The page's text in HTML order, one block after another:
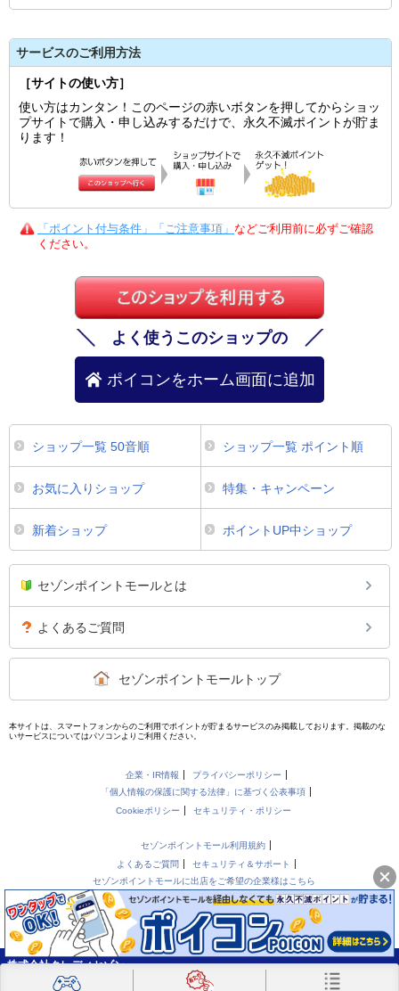
サービスのご利用方法
［サイトの使い方］
使い方はカンタン！このページの赤いボタンを押してからショッ
プサイトで購入・申し込みするだけで、永久不滅ポイントが貯ま
ります！
「ポイント付与条件」「ご注意事項」 などご利用前に必ずご確認
ください。
よく使うこのショップの
ポイコンをホーム画面に追加
ショップ一覧 50音順 ショップ一覧 ポイント順
お気に入りショップ 特集・キャンペーン
新着ショップ ポイントUP中ショップ
セゾンポイントモールとは
よくあるご質問
セゾンポイントモールトップ
本サイトは、スマートフォンからのご利用でポイントが貯まるサービスのみ掲載しております。掲載のな
いサービスについてはパソコンよりご利用ください。
企業・IR情報
プライバシーポリシー
「個人情報の保護に関する法律」に基づく公表事項
Cookieポリシー
セキュリティ・ポリシー
セゾンポイントモール利用規約
よくあるご質問
セキュリティ＆サポート
セゾンポイントモールに出店をご希望の企業様はこちら
株式会社クレディセゾン
Copyright(C)CREDIT SAISON CO.,LTD. All Rights Reserved.